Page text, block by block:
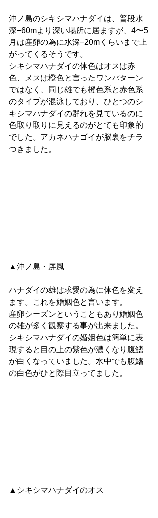
沖ノ島のシキシマハナダイは、普段水
深−60mより深い場所に居ますが、4〜5
月は産卵の為に水深−20mくらいまで上
がってくるそうです。
シキシマハナダイの体色はオスは赤
色、メスは橙色と言ったワンパターン
ではなく、同じ雄でも橙色系と赤色系
のタイプが混泳しており、ひとつのシ
キシマハナダイの群れを見ているのに
色取り取りに見えるのがとても印象的
でした。アカネハナゴイが脳裏をチラ
つきました。
▲沖ノ島・屏風
ハナダイの雄は求愛の為に体色を変え
ます。これを婚姻色と言います。
産卵シーズンということもあり婚姻色
の雄が多く観察する事が出来ました。
シキシマハナダイの婚姻色は簡単に表
現すると目の上の紫色が濃くなり腹鰭
が白くなっていました。水中でも腹鰭
の白色がひと際目立ってました。
▲シキシマハナダイのオス